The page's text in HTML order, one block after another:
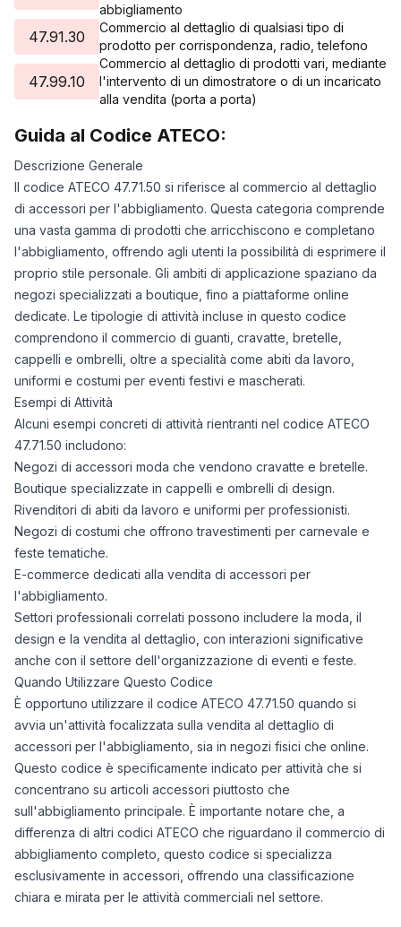
abbigliamento
47.91.30
Commercio al dettaglio di qualsiasi tipo di
prodotto per corrispondenza, radio, telefono
47.99.10
Commercio al dettaglio di prodotti vari, mediante
l'intervento di un dimostratore o di un incaricato
alla vendita (porta a porta)
Guida al Codice ATECO:
Descrizione Generale
Il codice ATECO 47.71.50 si riferisce al commercio al dettaglio
di accessori per l'abbigliamento. Questa categoria comprende
una vasta gamma di prodotti che arricchiscono e completano
l'abbigliamento, offrendo agli utenti la possibilità di esprimere il
proprio stile personale. Gli ambiti di applicazione spaziano da
negozi specializzati a boutique, fino a piattaforme online
dedicate. Le tipologie di attività incluse in questo codice
comprendono il commercio di guanti, cravatte, bretelle,
cappelli e ombrelli, oltre a specialità come abiti da lavoro,
uniformi e costumi per eventi festivi e mascherati.
Esempi di Attività
Alcuni esempi concreti di attività rientranti nel codice ATECO
47.71.50 includono:
Negozi di accessori moda che vendono cravatte e bretelle.
Boutique specializzate in cappelli e ombrelli di design.
Rivenditori di abiti da lavoro e uniformi per professionisti.
Negozi di costumi che offrono travestimenti per carnevale e
feste tematiche.
E-commerce dedicati alla vendita di accessori per
l'abbigliamento.
Settori professionali correlati possono includere la moda, il
design e la vendita al dettaglio, con interazioni significative
anche con il settore dell'organizzazione di eventi e feste.
Quando Utilizzare Questo Codice
È opportuno utilizzare il codice ATECO 47.71.50 quando si
avvia un'attività focalizzata sulla vendita al dettaglio di
accessori per l'abbigliamento, sia in negozi fisici che online.
Questo codice è specificamente indicato per attività che si
concentrano su articoli accessori piuttosto che
sull'abbigliamento principale. È importante notare che, a
differenza di altri codici ATECO che riguardano il commercio di
abbigliamento completo, questo codice si specializza
esclusivamente in accessori, offrendo una classificazione
chiara e mirata per le attività commerciali nel settore.